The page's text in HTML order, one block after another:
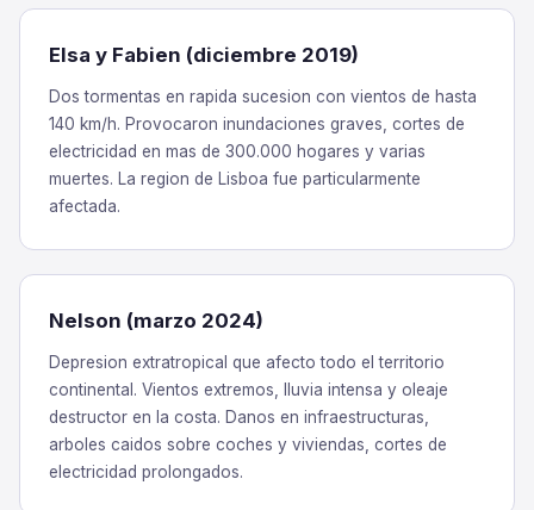
Elsa y Fabien (diciembre 2019)
Dos tormentas en rapida sucesion con vientos de hasta
140 km/h. Provocaron inundaciones graves, cortes de
electricidad en mas de 300.000 hogares y varias
muertes. La region de Lisboa fue particularmente
afectada.
Nelson (marzo 2024)
Depresion extratropical que afecto todo el territorio
continental. Vientos extremos, lluvia intensa y oleaje
destructor en la costa. Danos en infraestructuras,
arboles caidos sobre coches y viviendas, cortes de
electricidad prolongados.